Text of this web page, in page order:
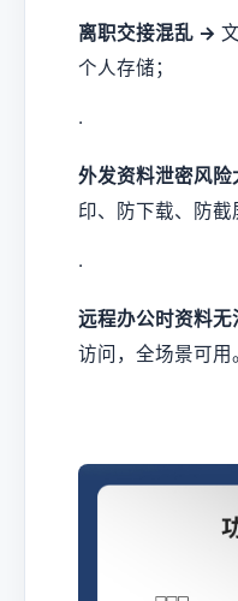
离职交接混乱 →
个人存储；
·
外发资料泄密风
印、防下载、防截
·
远程办公时资料
访问，全场景可用